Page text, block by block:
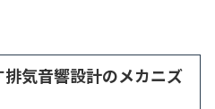
気音響設計のメカニズ